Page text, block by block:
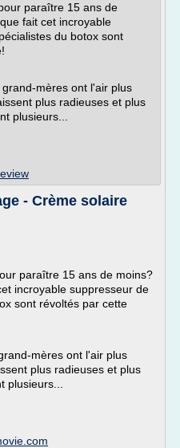
paraître 15 ans de
fait cet incroyable
du botox sont
mères ont l'air plus
plus radieuses et plus
plusieurs...
- Crème solaire
paraître 15 ans de moins?
incroyable suppresseur de
sont révoltés par cette
mères ont l'air plus
plus radieuses et plus
plusieurs...